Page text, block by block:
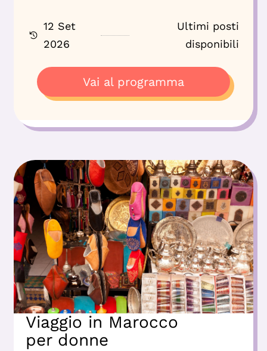
12 Set
2026
Ultimi posti
disponibili
Vai al programma
Viaggio in Marocco
per donne